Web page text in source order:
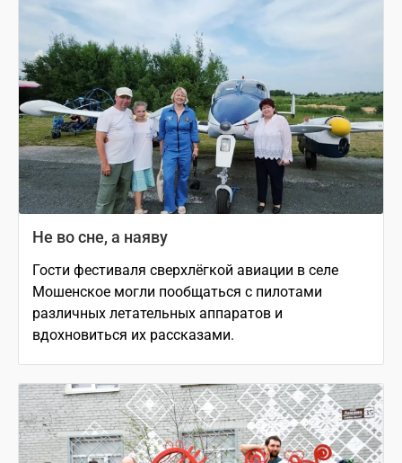
Не во сне, а наяву
Гости фестиваля сверхлёгкой авиации в селе
Мошенское могли пообщаться с пилотами
различных летательных аппаратов и
вдохновиться их рассказами.